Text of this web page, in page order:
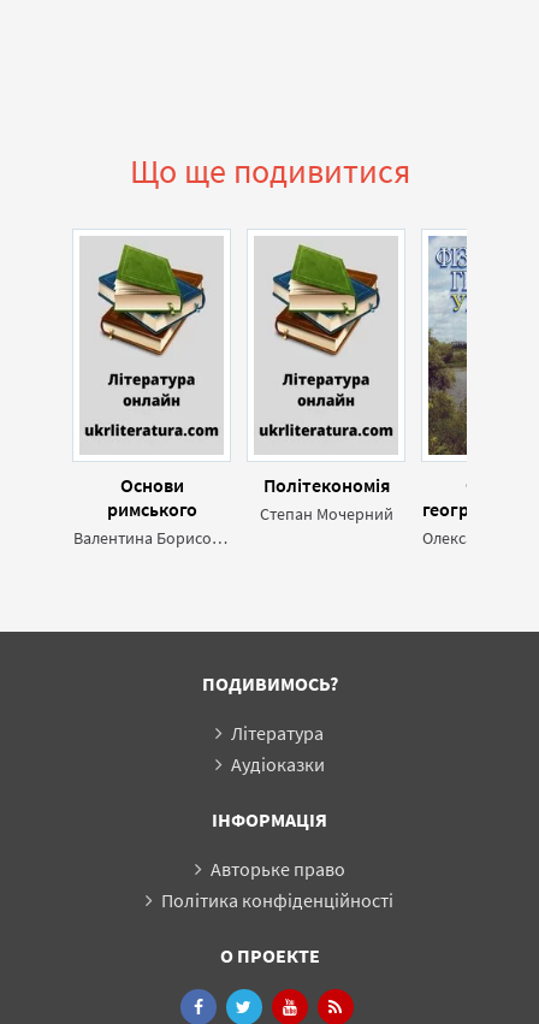
Що ще подивитися
Основи
римського
приватного праваВалентина Борисова,Людмила Баранова
Політекономія
Степан Мочерний
Фізична
географія
ПОДИВИМОСЬ?
Література
Аудіоказки
ІНФОРМАЦІЯ
Авторьке право
Політика конфіденційності
О ПРОЕКТЕ